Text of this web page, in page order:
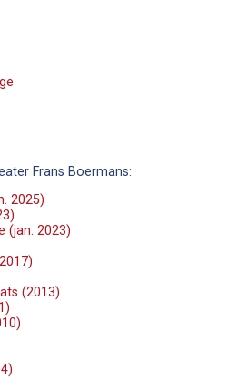
Frans Boermans:
2025)
(jan. 2023)
(2013)